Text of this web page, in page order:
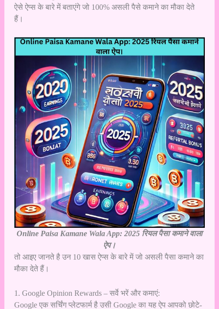
ऐसे ऐप्स के बारे में बताएंगे जो 100% असली पैसे कमाने का मौका देते
हैं।
Online Paisa Kamane Wala App: 2025 रियल पैसा कमाने वाला
ऐप।
तो आइए जानते है उन 10 खास ऐप्स के बारे में जो असली पैसा कमाने का
मौका देते हैं।
1. Google Opinion Rewards – सर्वे भरें और कमाएं:
Google एक सर्चिंग प्लेटफार्म है उसी Google का यह ऐप आपको छोटे-